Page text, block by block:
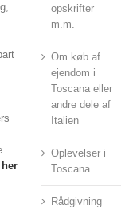
her
opskrifter
m.m.
Om køb af
ejendom i
Toscana eller
andre dele af
Italien
Oplevelser i
Toscana
Rådgivning